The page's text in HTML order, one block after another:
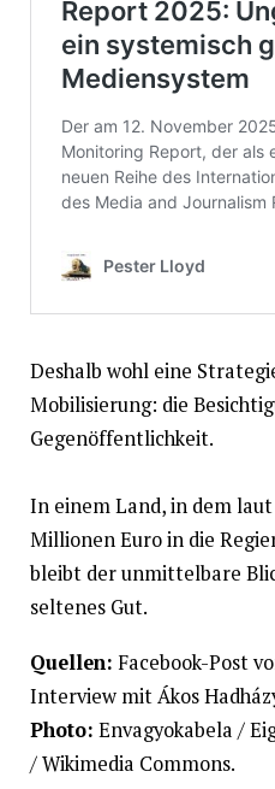
Deshalb wohl eine
Mobilisierung: die
Gegenöffentlichkeit.
In einem Land, in dem
Millionen Euro in die
bleibt der unmittelbare
seltenes Gut.
Quellen: Facebook-Post
Interview mit Ákos
Photo: Envagyokabela /
/ Wikimedia Commons.